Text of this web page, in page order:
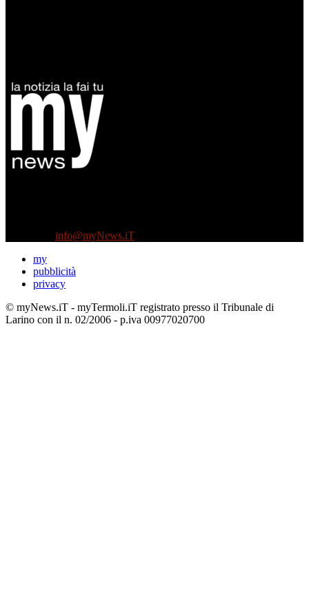
info@myNews.iT
my
pubblicità
privacy
© myNews.iT - myTermoli.iT registrato presso il Tribunale di
Larino con il n. 02/2006 - p.iva 00977020700